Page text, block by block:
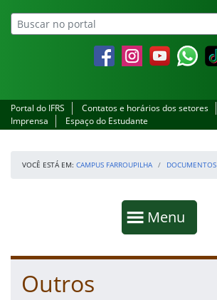
FacebookInstagramYouTubeWhatsapp
Portal do IFRS Contatos e horários dos setores
Imprensa
Espaço do Estudante
VOCÊ ESTÁ EM: CAMPUS FARROUPILHA DOCUMENTOS
Mostrar
Menu
Fim da navegação
Início do conteúdo
Outros